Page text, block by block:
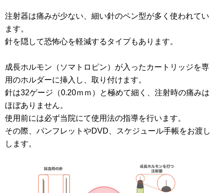
注射器は痛みが少ない、細い針のペン型が多く使われてい
ます。
針を隠して恐怖心を軽減するタイプもあります。
成長ホルモン（ソマトロピン）が入ったカートリッジを専
用のホルダーに挿入し、取り付けます。
針は32ゲージ（0.20ｍｍ）と極めて細く、注射時の痛みは
ほぼありません。
使用前には必ず当院にて使用法の指導を行います。
その際、パンフレットやDVD、スケジュール手帳をお渡し
します。